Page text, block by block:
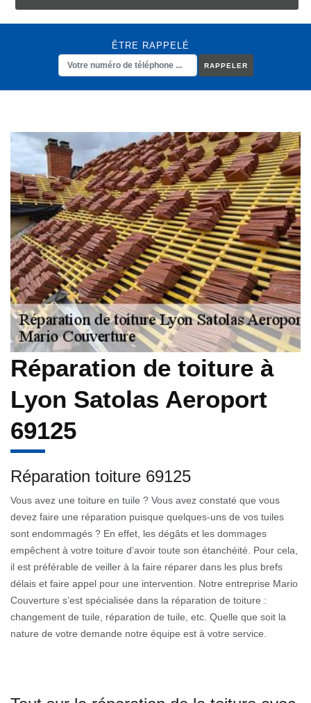
ÊTRE RAPPELÉ
Réparation de toiture à
Lyon Satolas Aeroport
69125
Réparation toiture 69125
Vous avez une toiture en tuile ? Vous avez constaté que vous
devez faire une réparation puisque quelques-uns de vos tuiles
sont endommagés ? En effet, les dégâts et les dommages
empêchent à votre toiture d’avoir toute son étanchéité. Pour cela,
il est préférable de veiller à la faire réparer dans les plus brefs
délais et faire appel pour une intervention. Notre entreprise Mario
Couverture s’est spécialisée dans la réparation de toiture :
changement de tuile, réparation de tuile, etc. Quelle que soit la
nature de votre demande notre équipe est à votre service.